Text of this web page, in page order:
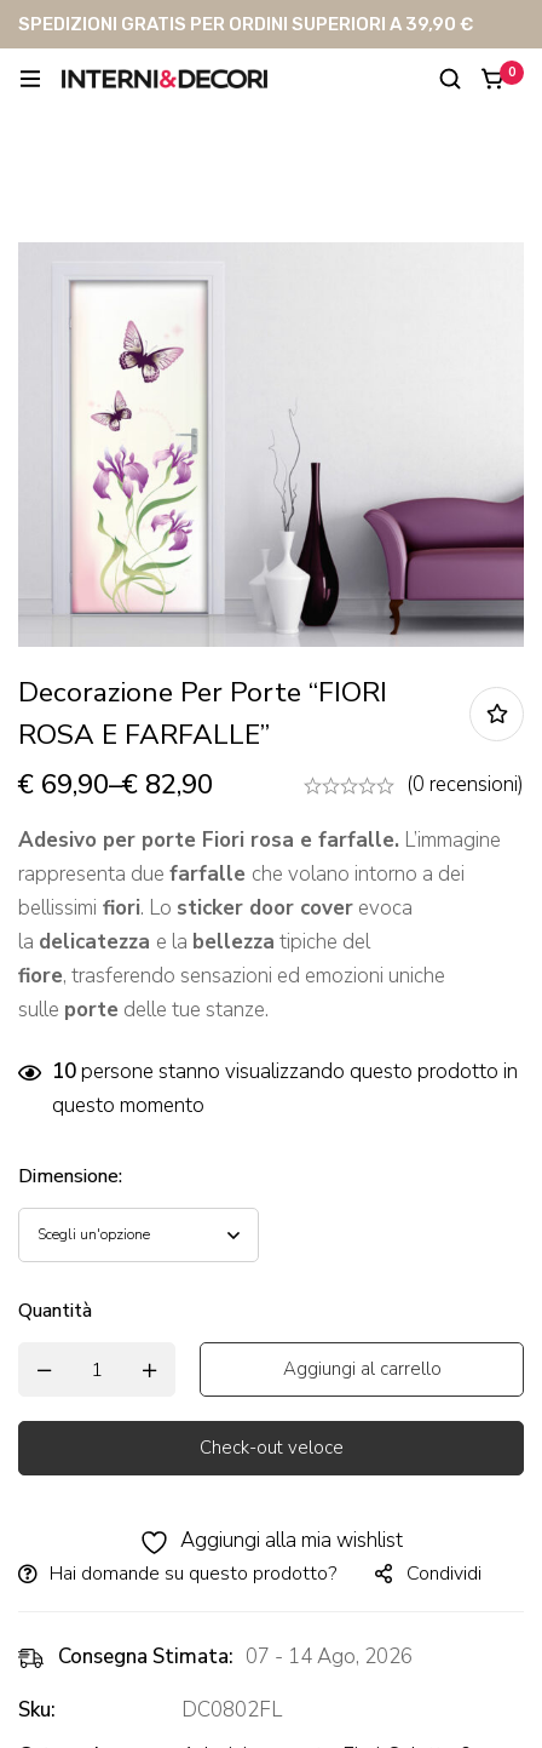
SPEDIZIONI GRATIS PER ORDINI SUPERIORI A 39,90 €
0
Decorazione Per Porte “FIORI
ROSA E FARFALLE”
€ 69,90–€ 82,90
(0 recensioni)
Adesivo per porte Fiori rosa e farfalle. L’immagine
rappresenta due farfalle che volano intorno a dei
bellissimi fiori. Lo sticker door cover evoca
la delicatezza e la bellezza tipiche del
fiore, trasferendo sensazioni ed emozioni uniche
sulle porte delle tue stanze.
10persone stanno visualizzando questo prodotto in
questo momento
Dimensione:
Quantità
Aggiungi al carrello
Check-out veloce
Aggiungi alla mia wishlist
Hai domande su questo prodotto? Condividi
Consegna Stimata: 07 - 14 Ago, 2026
Sku:
DC0802FL